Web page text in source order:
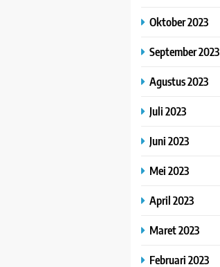
Oktober 2023
September 2023
Agustus 2023
Juli 2023
Juni 2023
Mei 2023
April 2023
Maret 2023
Februari 2023